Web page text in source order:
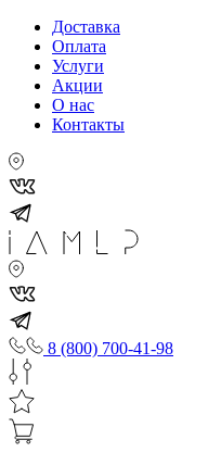
Доставка
Оплата
Услуги
Акции
О нас
Контакты
8 (800) 700-41-98